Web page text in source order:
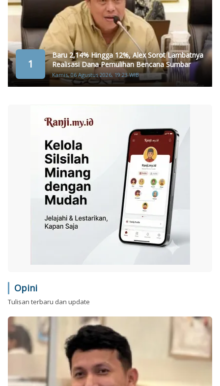
1
Baru 2,14% Hingga 12%, Alex Sorot Lambatnya
Realisasi Dana Pemulihan Bencana Sumbar
Kamis, 06 Agustus 2026, 19:23 WIB
Opini
Tulisan terbaru dan update